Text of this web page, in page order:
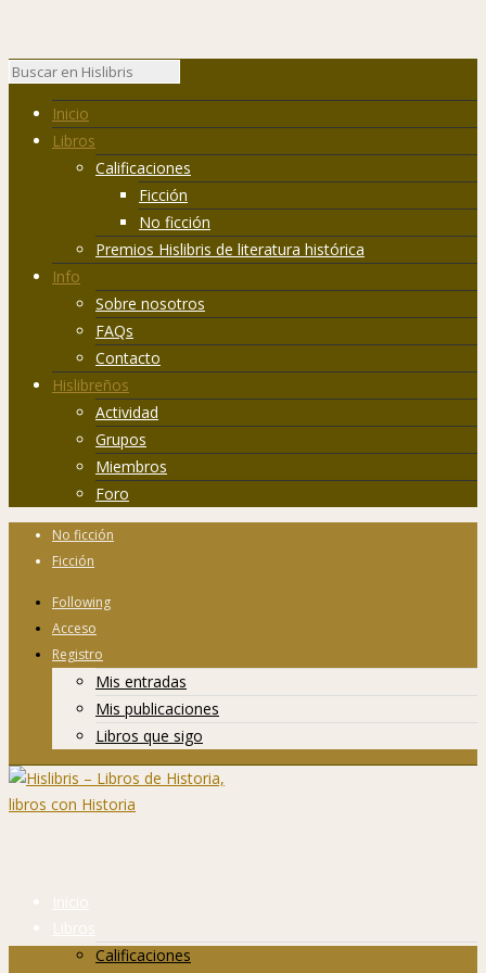
Inicio
Libros
Calificaciones
Ficción
No ficción
Premios Hislibris de literatura histórica
Info
Sobre nosotros
FAQs
Contacto
Hislibreños
Actividad
Grupos
Miembros
Foro
No ficción
Ficción
Following
Acceso
Registro
Mis entradas
Mis publicaciones
Libros que sigo
Inicio
Libros
Calificaciones